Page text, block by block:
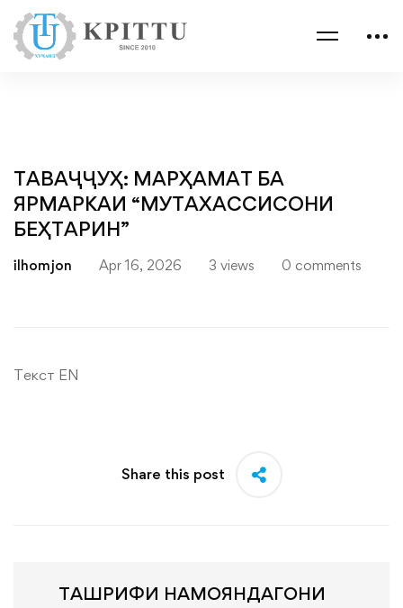
ТАВАҶҶУҲ: МАРҲАМАТ БА
ЯРМАРКАИ “МУТАХАССИСОНИ
БЕҲТАРИН”
ilhomjon Apr 16, 2026 3 views 0 comments
Текст EN
Share this post
ТАШРИФИ НАМОЯНДАГОНИ